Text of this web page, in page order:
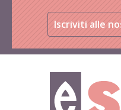
Iscriviti alle